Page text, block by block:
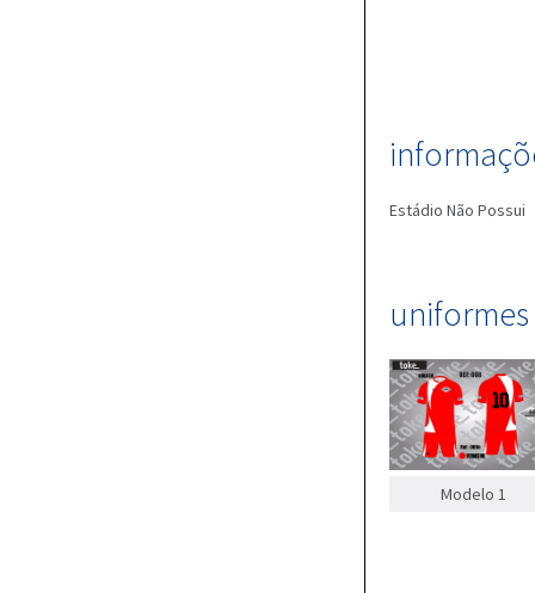
Estádio Não Possui
uniformes
Modelo 1